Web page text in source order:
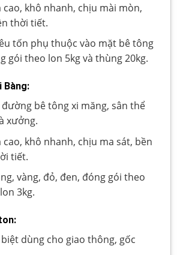
khô nhanh, chịu mài mòn,
thời tiết.
tốn phụ thuộc vào mặt bê tông
gói theo lon 5kg và thùng 20kg.
Bàng:
bê tông xi măng, sân thể
xưởng.
khô nhanh, chịu ma sát, bền
tiết.
vàng, đỏ, đen, đóng gói theo
3kg.
dùng cho giao thông, gốc